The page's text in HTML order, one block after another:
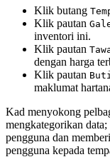
Klik butang
Klik pautan
inventori ini.
Klik pautan
dengan harga
Klik pautan
maklumat
Kad menyokong
mengkategorikan
pengguna dan
pengguna kepada